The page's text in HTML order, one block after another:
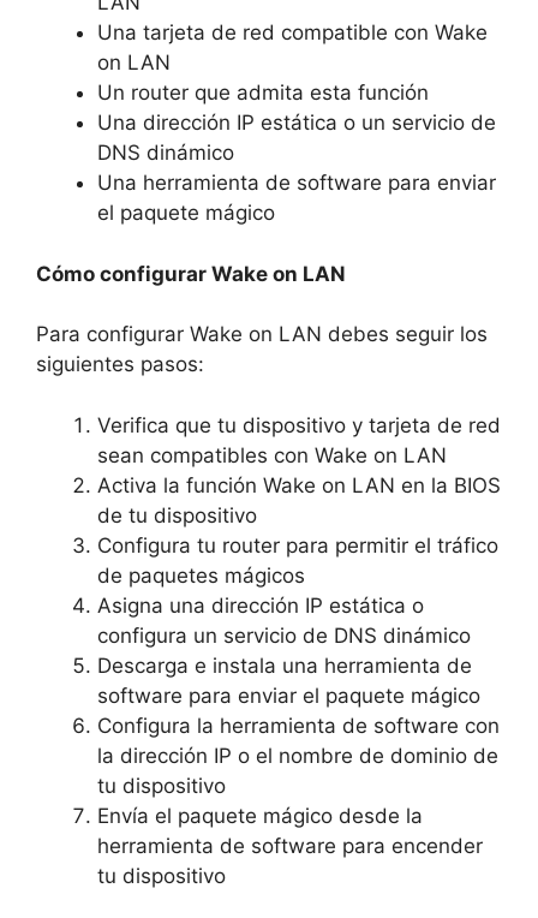
Una tarjeta de red compatible con Wake
on LAN
Un router que admita esta función
Una dirección IP estática o un servicio de
DNS dinámico
Una herramienta de software para enviar
el paquete mágico
Cómo configurar Wake on LAN
Para configurar Wake on LAN debes seguir los
siguientes pasos:
Verifica que tu dispositivo y tarjeta de red
sean compatibles con Wake on LAN
Activa la función Wake on LAN en la BIOS
de tu dispositivo
Configura tu router para permitir el tráfico
de paquetes mágicos
Asigna una dirección IP estática o
configura un servicio de DNS dinámico
Descarga e instala una herramienta de
software para enviar el paquete mágico
Configura la herramienta de software con
la dirección IP o el nombre de dominio de
tu dispositivo
Envía el paquete mágico desde la
herramienta de software para encender
tu dispositivo